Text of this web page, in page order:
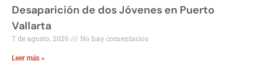
Desaparición de dos Jóvenes en Puerto
Vallarta
7 de agosto, 2026 No hay comentarios
Leer más »